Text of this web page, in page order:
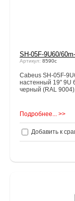
SH-05F-9U60/
Артикул: 8590c
Cabeus SH-05F-
настенный 19" 9U
черный (RAL 9004),
Подробнее... >>
Добавить к